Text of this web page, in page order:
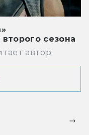
сезона
автор.